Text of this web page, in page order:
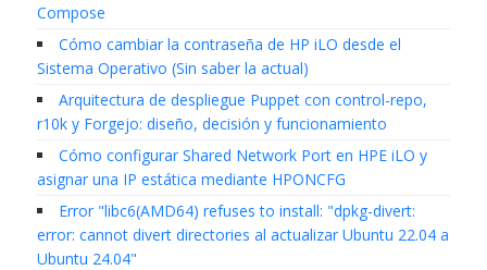
Compose
Cómo cambiar la contraseña de HP iLO desde el
Sistema Operativo (Sin saber la actual)
Arquitectura de despliegue Puppet con control-repo,
r10k y Forgejo: diseño, decisión y funcionamiento
Cómo configurar Shared Network Port en HPE iLO y
asignar una IP estática mediante HPONCFG
Error "libc6(AMD64) refuses to install: "dpkg-divert:
error: cannot divert directories al actualizar Ubuntu 22.04 a
Ubuntu 24.04"